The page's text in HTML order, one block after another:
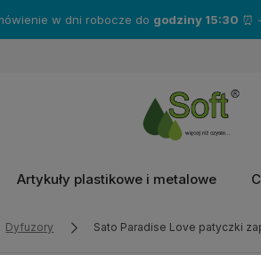
w dni robocze do godziny 15:30 ⏰
Artykuły plastikowe i metalowe
Dyfuzory Sato Paradise Love patyczki